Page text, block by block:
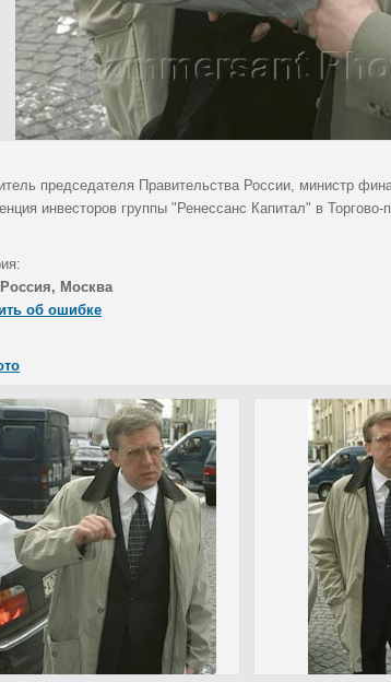
председателя Правительства России, министр
инвесторов группы "Ренессанс Капитал" в
Россия, Москва
об ошибке